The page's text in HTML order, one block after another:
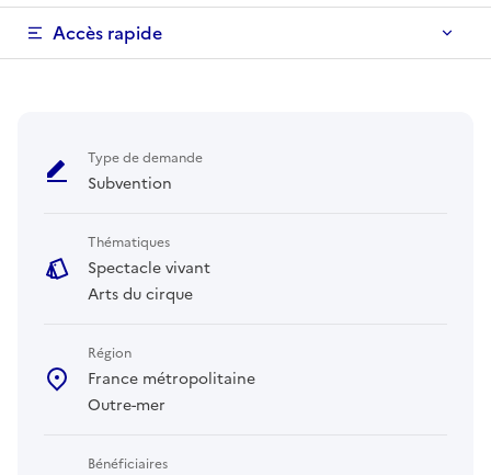
Accès rapide
Type de demande
Subvention
Thématiques
Spectacle vivant
Arts du cirque
Région
France métropolitaine
Outre-mer
Bénéficiaires